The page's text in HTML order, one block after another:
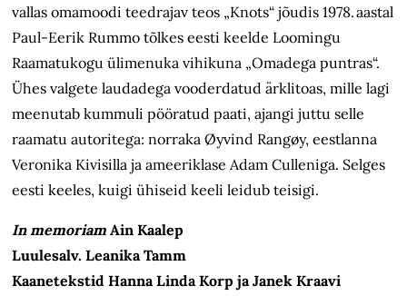
vallas omamoodi teedrajav teos „Knots“ jõudis 1978. aastal
Paul-Eerik Rummo tõlkes eesti keelde Loomingu
Raamatukogu ülimenuka vihikuna „Omadega puntras“.
Ühes valgete laudadega vooderdatud ärklitoas, mille lagi
meenutab kummuli pööratud paati, ajangi juttu selle
raamatu autoritega: norraka Øyvind Rangøy, eestlanna
Veronika Kivisilla ja ameeriklase Adam Culleniga. Selges
eesti keeles, kuigi ühiseid keeli leidub teisigi.
In memoriam Ain Kaalep
Luulesalv. Leanika Tamm
Kaanetekstid Hanna Linda Korp ja Janek Kraavi